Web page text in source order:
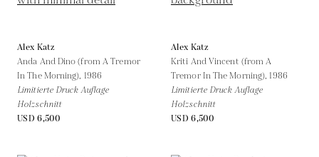
Alex Katz
Anda And Dino (from A Tremor
In The Morning), 1986
Limitierte Druck Auflage
Holzschnitt
USD 6,500
Alex Katz
Kriti And Vincent (from A
Tremor In The Morning),1986
Limitierte Druck Auflage
Holzschnitt
USD 6,500